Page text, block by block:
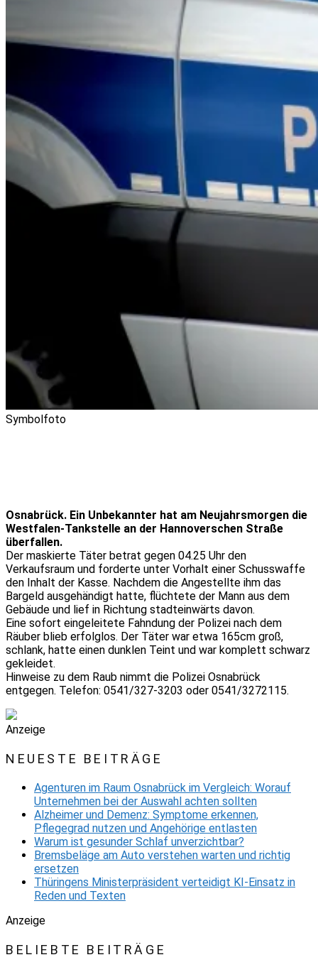
Symbolfoto
Osnabrück. Ein Unbekannter hat am Neujahrsmorgen die
Westfalen-Tankstelle an der Hannoverschen Straße
überfallen.
Der maskierte Täter betrat gegen 04.25 Uhr den
Verkaufsraum und forderte unter Vorhalt einer Schusswaffe
den Inhalt der Kasse. Nachdem die Angestellte ihm das
Bargeld ausgehändigt hatte, flüchtete der Mann aus dem
Gebäude und lief in Richtung stadteinwärts davon.
Eine sofort eingeleitete Fahndung der Polizei nach dem
Räuber blieb erfolglos. Der Täter war etwa 165cm groß,
schlank, hatte einen dunklen Teint und war komplett schwarz
gekleidet.
Hinweise zu dem Raub nimmt die Polizei Osnabrück
entgegen. Telefon: 0541/327-3203 oder 0541/3272115.
Anzeige
NEUESTE BEITRÄGE
Agenturen im Raum Osnabrück im Vergleich: Worauf
Unternehmen bei der Auswahl achten sollten
Alzheimer und Demenz: Symptome erkennen,
Pflegegrad nutzen und Angehörige entlasten
Warum ist gesunder Schlaf unverzichtbar?
Bremsbeläge am Auto verstehen warten und richtig
ersetzen
Thüringens Ministerpräsident verteidigt KI-Einsatz in
Reden und Texten
Anzeige
BELIEBTE BEITRÄGE